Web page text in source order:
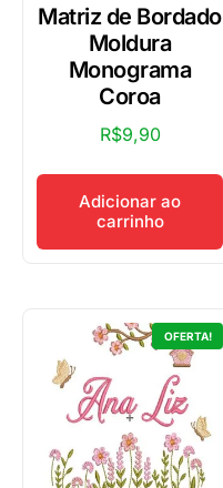
Matriz de Bordado
Moldura
Monograma
Coroa
R$9,90
Adicionar ao
carrinho
OFERTA!